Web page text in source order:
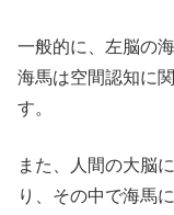
一般的に、左脳の
海馬は空間認知に
す。
また、人間の大脳
り、その中で海馬